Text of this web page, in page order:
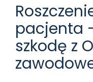
pacjenta
szkodę z